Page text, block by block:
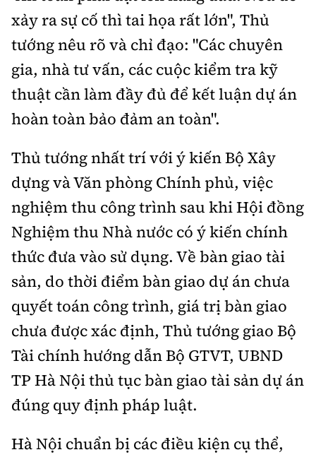
xảy ra sự cố thì tai họa rất lớn", Thủ
tướng nêu rõ và chỉ đạo: "Các chuyên
gia, nhà tư vấn, các cuộc kiểm tra kỹ
thuật cần làm đầy đủ để kết luận dự án
hoàn toàn bảo đảm an toàn".
Thủ tướng nhất trí với ý kiến Bộ Xây
dựng và Văn phòng Chính phủ, việc
nghiệm thu công trình sau khi Hội đồng
Nghiệm thu Nhà nước có ý kiến chính
thức đưa vào sử dụng. Về bàn giao tài
sản, do thời điểm bàn giao dự án chưa
quyết toán công trình, giá trị bàn giao
chưa được xác định, Thủ tướng giao Bộ
Tài chính hướng dẫn Bộ GTVT, UBND
TP Hà Nội thủ tục bàn giao tài sản dự án
đúng quy định pháp luật.
Hà Nội chuẩn bị các điều kiện cụ thể,